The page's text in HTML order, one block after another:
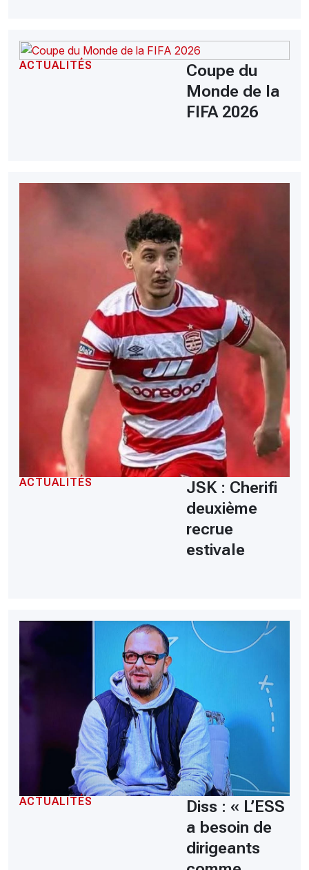
ACTUALITÉS
Coupe du
Monde de la
FIFA 2026
ACTUALITÉS
JSK : Cherifi
deuxième
recrue
estivale
ACTUALITÉS
Diss : « L’ESS
a besoin de
dirigeants